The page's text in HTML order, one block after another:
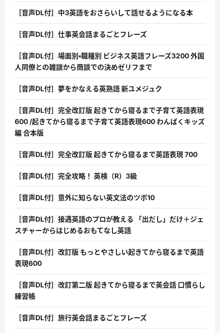
［音声DL付］中3英語をおさらいして話せるようになる本
［音声DL付］仕事英会話まるごとフレーズ
［音声DL付］場面別・職種別 ビジネス英語フレーズ3200 外国
人同僚との雑談から商談での決めゼリフまで
［音声DL付］夢をかなえる英熟語 新ユメジュク
［音声DL付］完全改訂版 起きてから寝るまで子育て英語表現
600 /起きてから寝るまで子育て英語表現600 わんぱくキッズ
編 合本版
［音声DL付］完全改訂版 起きてから寝るまで英語表現 700
［音声DL付］完全攻略！ 英検（R）3級
［音声DL付］意外に知らない英文法のツボ10
［音声DL付］接遇英語のプロが教える 「出だし」だけ＋ジェ
スチャーからはじめるおもてなし英語
［音声DL付］改訂版 もっとやさしい起きてから寝るまで英語
表現600
［音声DL付］改訂第二版 起きてから寝るまで英会話 口慣らし
練習帳
［音声DL付］旅行英会話まるごとフレーズ